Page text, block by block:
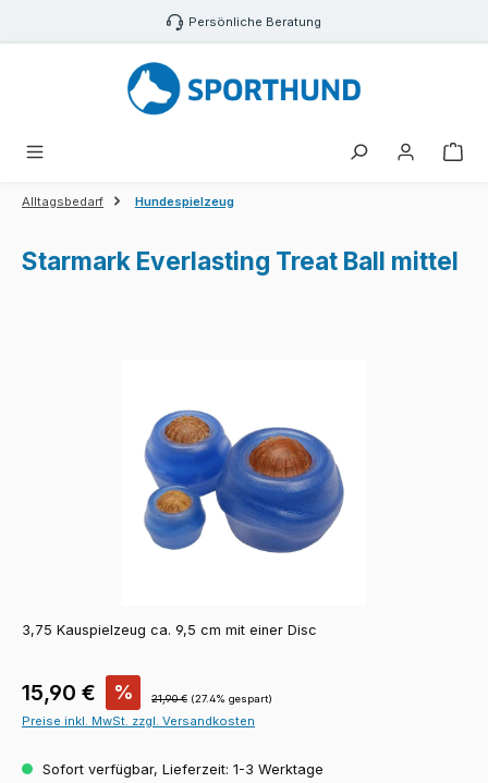
Zum Hauptinhalt springen Persönliche Beratung
Alltagsbedarf Hundespielzeug
Starmark Everlasting Treat Ball mittel
3,75 Kauspielzeug ca. 9,5 cm mit einer Disc
Verkaufspreis:
15,90 € % Regulärer Preis:
21,90 € (27.4% gespart)
Preise inkl. MwSt. zzgl. Versandkosten
Sofort verfügbar, Lieferzeit: 1-3 Werktage